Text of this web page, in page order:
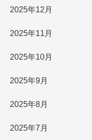
2025年12月
2025年11月
2025年10月
2025年9月
2025年8月
2025年7月